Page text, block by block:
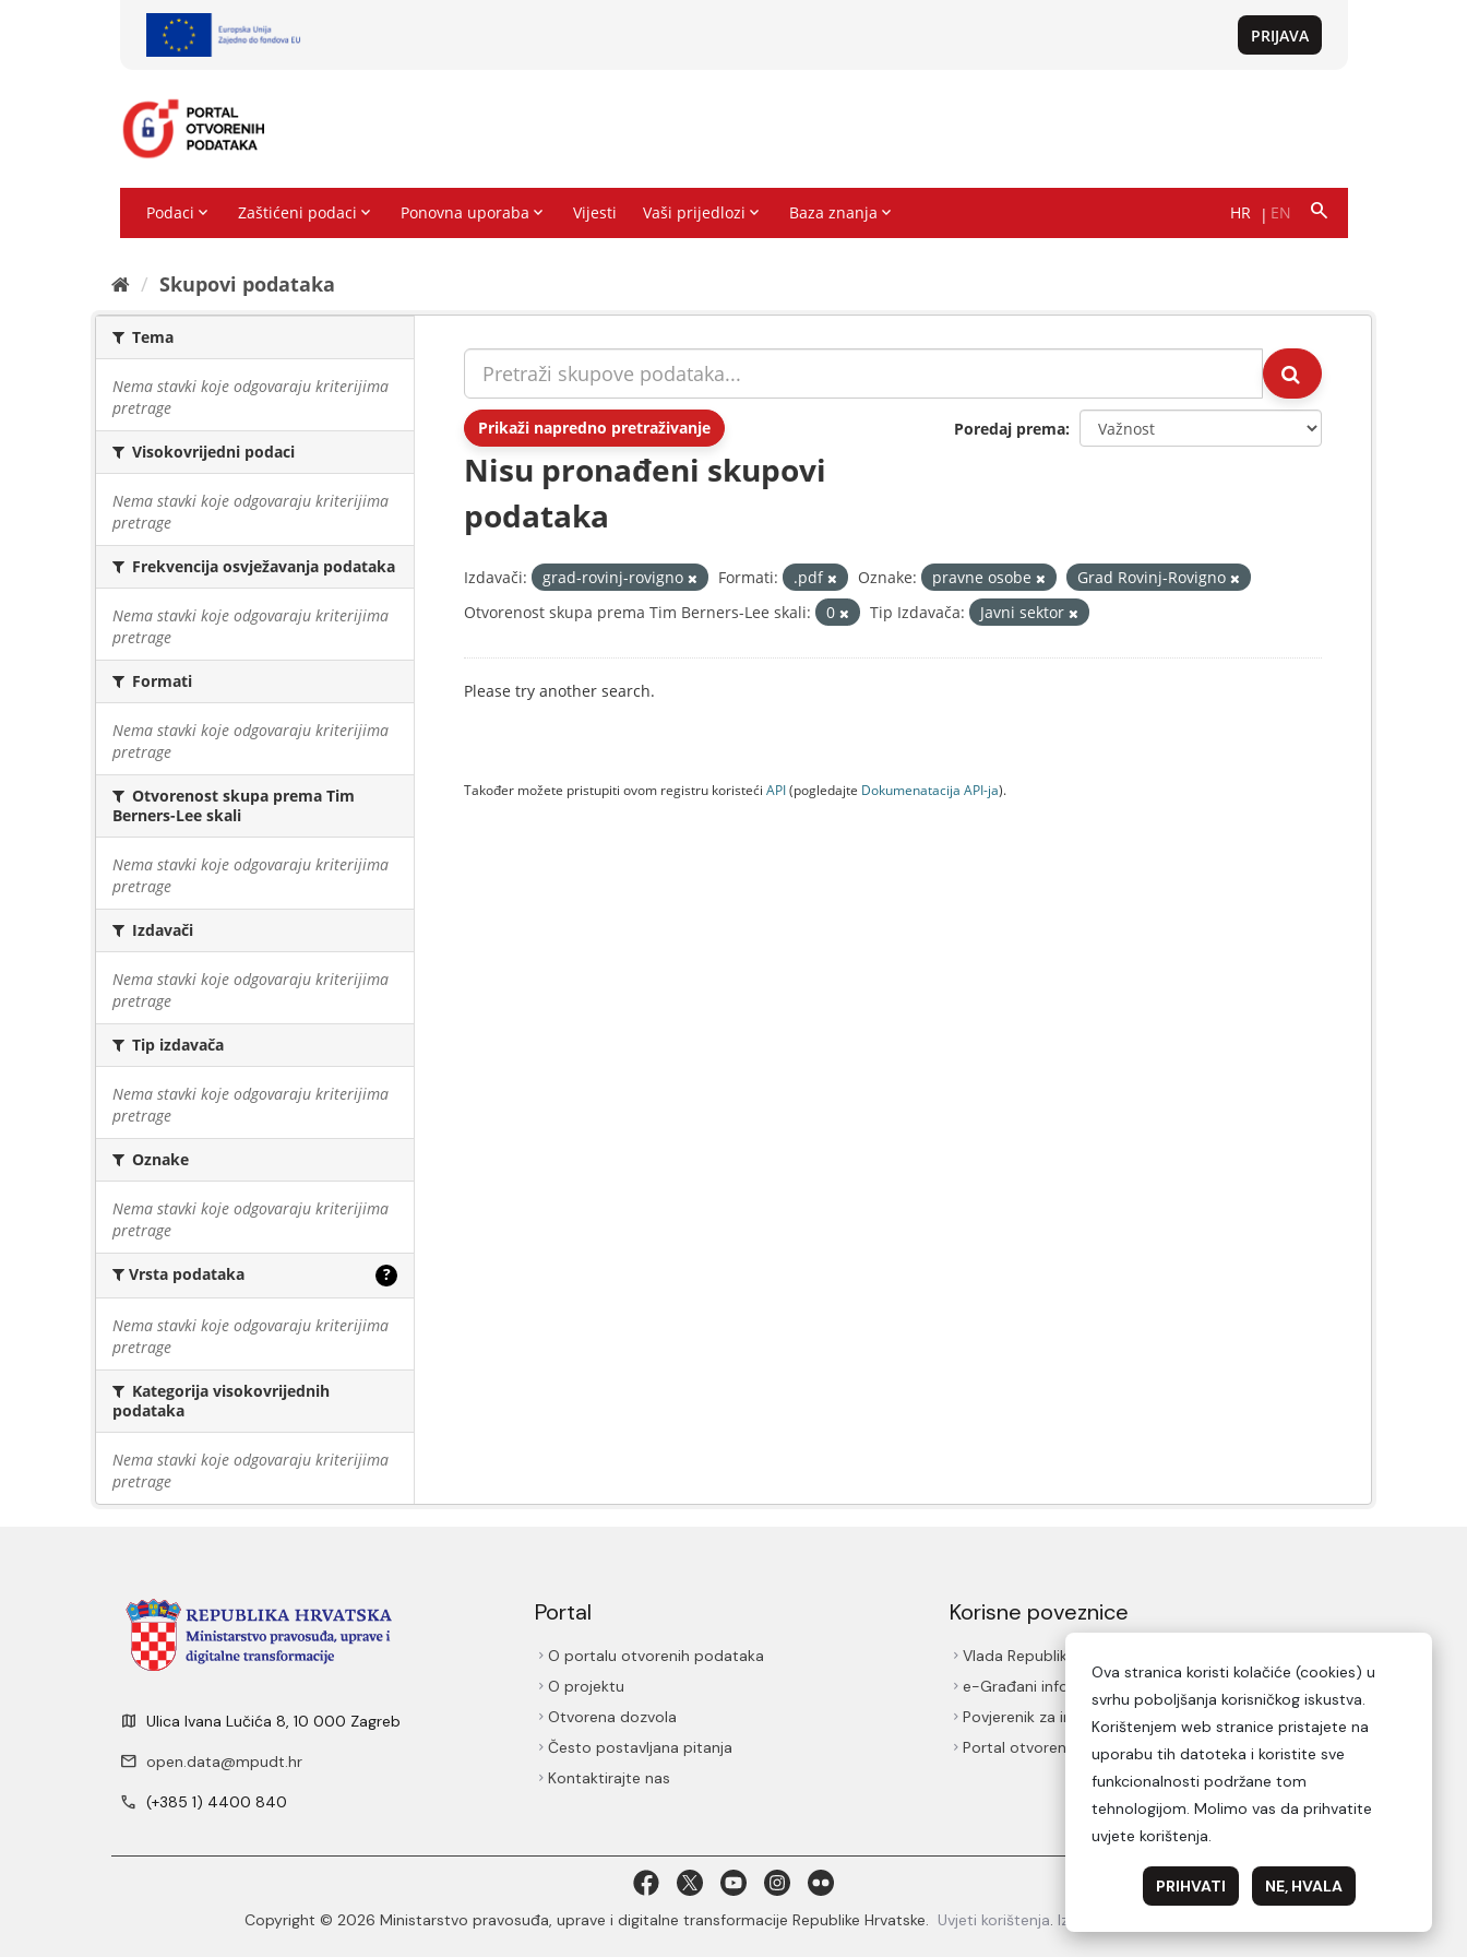
Skupovi podаtаkа
Tema
Nema stavki koje odgovaraju kriterijima
pretrage
Visokovrijedni podaci
Nema stavki koje odgovaraju kriterijima
pretrage
Frekvencija osvježavanja podataka
Nema stavki koje odgovaraju kriterijima
pretrage
Formati
Nema stavki koje odgovaraju kriterijima
pretrage
Otvorenost skupa prema Tim
Berners-Lee skali
Nema stavki koje odgovaraju kriterijima
pretrage
Izdavači
Nema stavki koje odgovaraju kriterijima
pretrage
Tip izdavača
Nema stavki koje odgovaraju kriterijima
pretrage
Oznake
Nema stavki koje odgovaraju kriterijima
pretrage
Vrsta podataka ?
Nema stavki koje odgovaraju kriterijima
pretrage
Kategorija visokovrijednih
podataka
Nema stavki koje odgovaraju kriterijima
pretrage
Prikaži napredno pretraživanje Poredaj prema
Nisu pronađeni skupovi
podataka
Izdavači: grad-rovinj-rovigno Formati: .pdf Oznake: pravne osobe
Grad Rovinj-Rovigno
Otvorenost skupa prema Tim Berners-Lee skali:
0 Tip Izdavača: Javni sektor
Please try another search.
Također možete pristupiti ovom registru koristeći API(pogledajte Dokumenаtаcijа API-jа).